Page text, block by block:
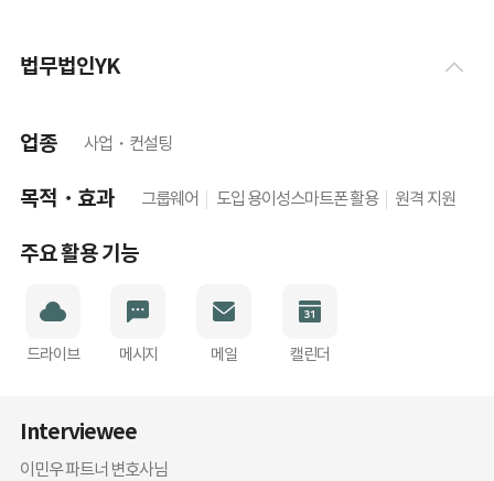
법무법인YK
업종 사업・컨설팅
목적・효과 그룹웨어 도입 용이성스마트폰 활용 원격 지원
주요 활용 기능
드라이브 메시지 메일 캘린더
Interviewee
이민우 파트너 변호사님